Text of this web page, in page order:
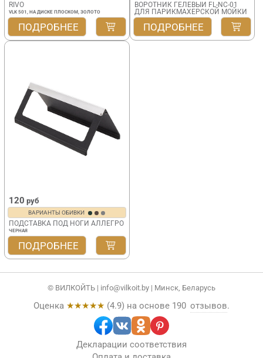
RIVO
VLK 501, НА ДИСКЕ ПЛОСКОМ, ЗОЛОТО
ПОДРОБНЕЕ
ВОРОТНИК ГЕЛЕВЫЙ FL-NC-01
ДЛЯ ПАРИКМАХЕРСКОЙ МОЙКИ
ПОДРОБНЕЕ
120 руб
ВАРИАНТЫ ОБИВКИ
ПОДСТАВКА ПОД НОГИ АЛЛЕГРО
ЧЕРНАЯ
ПОДРОБНЕЕ
© ВИЛКОЙТЬ | info@vilkoit.by | Минск, Беларусь
Оценка ★★★★★ (4.9) на основе 190 отзывов.
Декларации соответствия